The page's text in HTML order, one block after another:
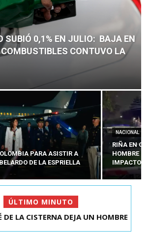
SUBIÓ 0,1% EN JULIO: BAJA EN
COMBUSTIBLES CONTUVO LA
PARA ASISTIR A
DE LA ESPRIELLA
NACIONAL
RIÑA EN
HOMBRE
IMPACTOS
ÚLTIMO MINUTO
SUBIÓ 0,1% EN JULIO: BAJA EN
LA CISTERNA DEJA UN HOMBRE